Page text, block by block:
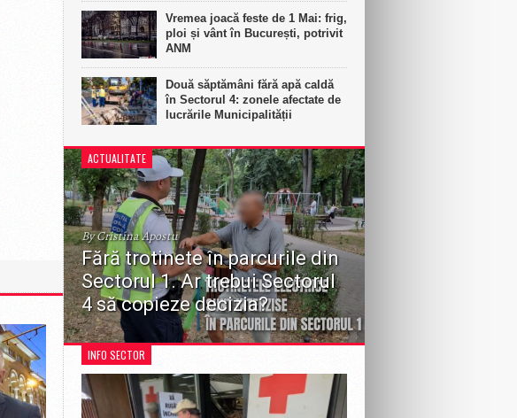
Vremea joacă feste de 1 Mai: frig,
ploi și vânt în București, potrivit
ANM
Două săptămâni fără apă caldă
în Sectorul 4: zonele afectate de
lucrările Municipalității
ACTUALITATE
By Cristina Apostu
Fără trotinete în parcurile din
Sectorul 1. Ar trebui Sectorul
4 să copieze decizia?
Decizia recentă a Consiliului Local Sector 1 de a
restricționa circulația vehiculelor în zonele de
recreere aduce în prim-plan o dezbatere importantă
pentru întreaga Capitală: ar fi necesară o...
INFO SECTOR